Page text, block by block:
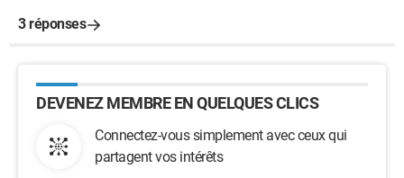
3 réponses
DEVENEZ MEMBRE EN QUELQUES CLICS
Connectez-vous simplement avec ceux qui
partagent vos intérêts